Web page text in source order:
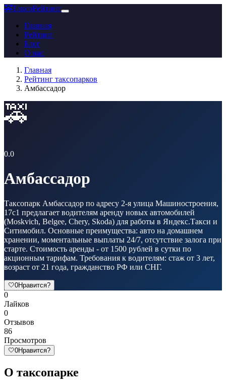
🚕ТаксоРейтинг
Главная
Рейтинг
Блог
О нас
Главная
Рейтинг таксопарков
Амбассадор
🚕
0.0
Амбассадор
Таксопарк Амбассадор по адресу 2-я улица Машиностроения,
17с1 предлагает водителям аренду новых автомобилей
(Moskvich, Belgee, Chery, Skoda) для работы в Яндекс.Такси и
Ситимобил. Основные преимущества: авто на домашнем
хранении, моментальные выплаты 24/7, отсутствие залога при
старте. Стоимость аренды - от 1500 рублей в сутки по
акционным тарифам. Требования к водителям: стаж от 3 лет,
возраст от 21 года, гражданство РФ или СНГ.
🤍0Нравится?
0
Лайков
0
Отзывов
86
Просмотров
🤍0Нравится?
О таксопарке